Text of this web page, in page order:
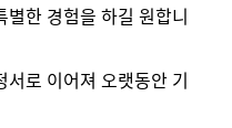
한 경험을 하길 원합니
서로 이어져 오랫동안 기